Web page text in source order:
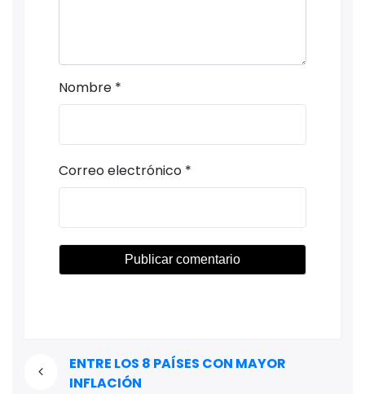
Nombre *
Correo electrónico *
ENTRE LOS 8 PAÍSES CON MAYOR
INFLACIÓN